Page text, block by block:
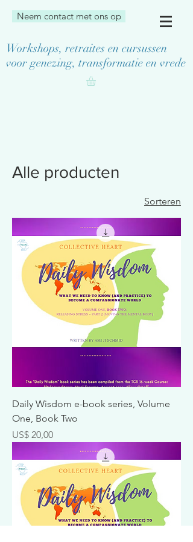
Neem contact met ons op
Workshops, retraites en cursussen
voor genezing, transformatie en vrede
Alle producten
Sorteren
Daily Wisdom e-book series, Volume
One, Book Two
Prijs
US$ 20,00